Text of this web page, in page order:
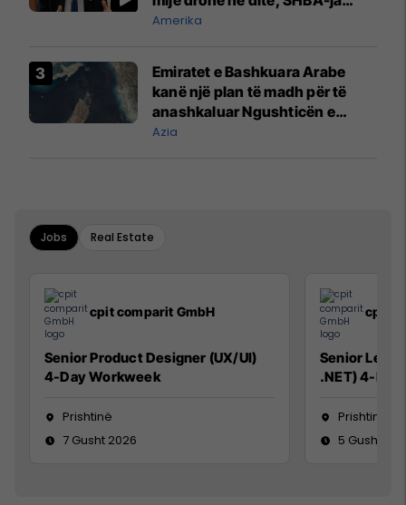
mbetet shumë prapa në
Amerika
Emiratet e Bashkuara Arabe
kanë një plan të madh për të
anashkaluar Ngushticën e
Hormuzit
Azia
Jobs Real Estate
cpit comparit GmbH
Senior Product Designer (UX/UI)
4-Day Workweek
Prishtinë
7 Gusht 2026
cpit
Senior Lead
.NET) 4-
Prishtinë
5 Gusht